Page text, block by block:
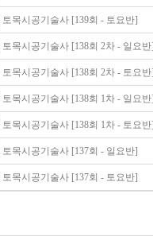
토목시공기술사 [139회 - 토요반]
토목시공기술사 [138회 2차 - 일요
토목시공기술사 [138회 2차 - 토요
토목시공기술사 [138회 1차 - 일요
토목시공기술사 [138회 1차 - 토요
토목시공기술사 [137회 - 일요반]
토목시공기술사 [137회 - 토요반]